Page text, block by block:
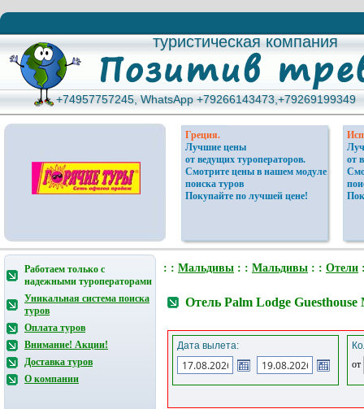
туристическая компания
туристическая компания
+74957757245, WhatsApp +79266143473,+79269199349
+74957757245, WhatsApp +79266143473,+79269199349
Греция.
Лучшие цены
от ведущих туроператоров.
Смотрите цены в нашем модуле
поиска туров
Покупайте по лучшей цене!
от
Работаем только с
надежными туроператорами
Уникальная система поиска
туров
Оплата туров
Внимание! Акции!
Доставка туров
О компании
: : Мальдивы : : Мальдивы : : Отели
Отель Palm Lodge
Дата вылета:
от